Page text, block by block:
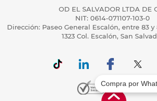
OD EL SALVADOR LTDA DE
NIT: 0614-071107-103-0
Dirección: Paseo General Escalón, entre 83
1323 Col. Escalón, San
Compra por